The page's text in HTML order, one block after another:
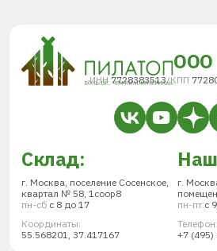
ИНН 7728383513/КПП
Склад:
г. Москва, поселение Сосенское,
квартал № 58, 1соор8
пн-сб с 8 до 17
Координаты:
55.568201, 37.417167
г.
пн-пт с
Телефон:
+7 (495)